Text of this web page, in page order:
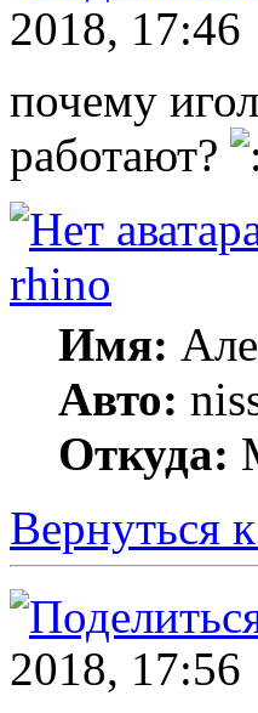
2018, 17:46
почему
работают?
rhino
Имя:
Авто:
Откуда:
Вернуться
2018, 17:56